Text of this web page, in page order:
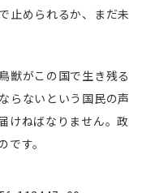
止められるか、まだ未
獣がこの国で生き残る
らないという国民の声
けねばなりません。政
す。